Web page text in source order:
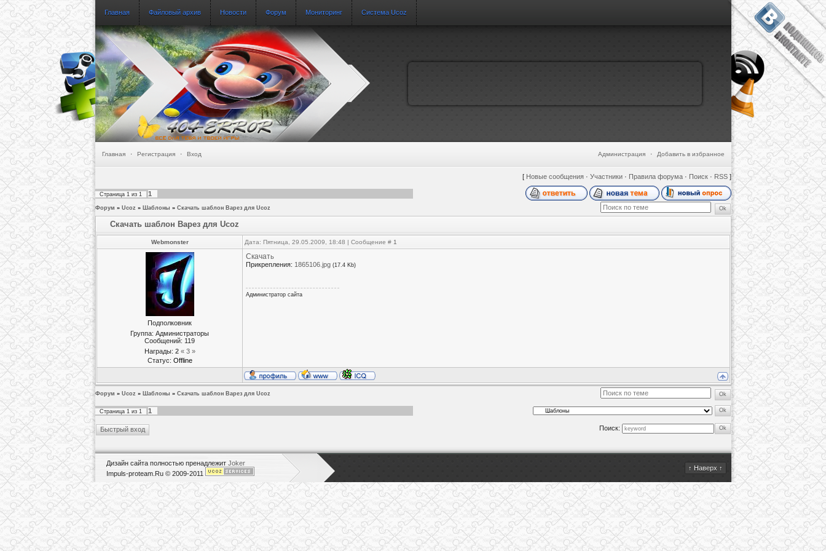
Главная Файловый архив Новости Форум Мониторинг Система Ucoz
Главная · Регистрация · Вход Администрация · Добавить в избранное
[ Новые сообщения · Участники · Правила форума · Поиск · RSS ]
Страница 1 из 1 1
Форум » Ucoz » Шаблоны » Скачать шаблон Варез для Ucoz
Скачать шаблон Варез для Ucoz
Webmonster Дата: Пятница, 29.05.2009, 18:48 | Сообщение # 1
Подполковник
Группа: Администраторы
Сообщений: 119
Награды: 2 « 3 »
Статус: Offline
Скачать
Прикрепления: 1865106.jpg (17.4 Kb)
Администратор сайта
Форум » Ucoz » Шаблоны » Скачать шаблон Варез для Ucoz
Страница 1 из 1 1
Поиск:
Дизайн сайта полностью пренадлежит Joker
Impuls-proteam.Ru © 2009-2011
↑ Наверх ↑